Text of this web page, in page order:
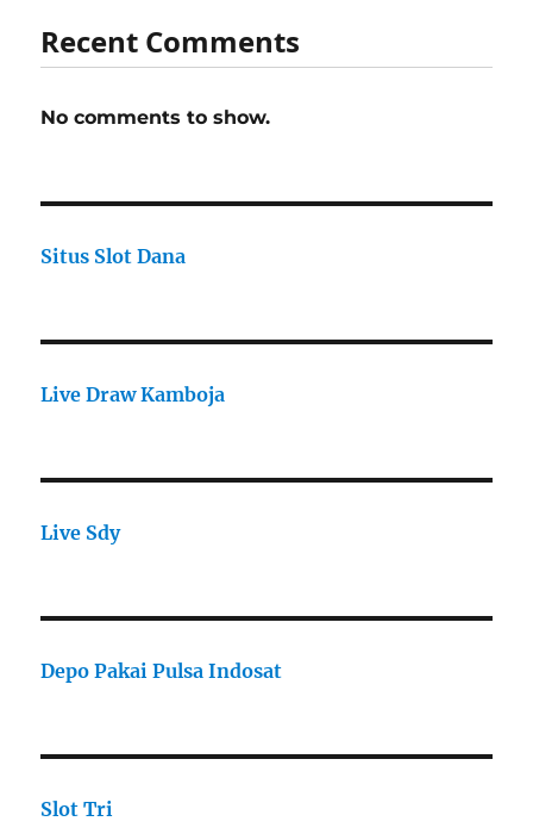
Recent Comments
No comments to show.
Situs Slot Dana
Live Draw Kamboja
Live Sdy
Depo Pakai Pulsa Indosat
Slot Tri